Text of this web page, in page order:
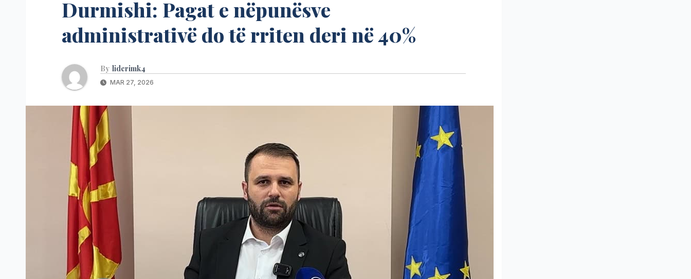
Durmishi: Pagat e nëpunësve
administrativë do të rriten deri në 40%
By liderimk4
MAR 27, 2026